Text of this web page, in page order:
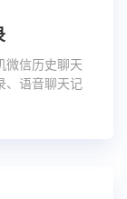
微信历史聊天
、语音聊天记